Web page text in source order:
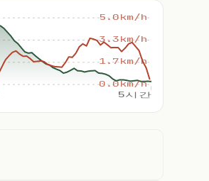
5시간
5.0km/h
3.3km/h
1.7km/h
0.0km/h